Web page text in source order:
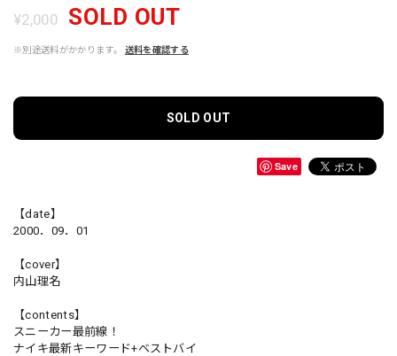
¥2,000 SOLD OUT
※別途送料がかかります。 送料を確認する
SOLD OUT
Save
【date】
2000．09．01
【cover】
内山理名
【contents】
スニーカー最前線！
ナイキ最新キーワード+ベストバイ